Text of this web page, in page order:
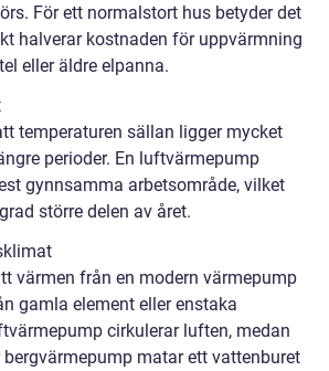
För ett normalstort hus betyder det
halverar kostnaden för uppvärmning
eller äldre elpanna.
temperaturen sällan ligger mycket
perioder. En luftvärmepump
gynnsamma arbetsområde, vilket
större delen av året.
värmen från en modern värmepump
gamla element eller enstaka
cirkulerar luften, medan
matar ett vattenburet